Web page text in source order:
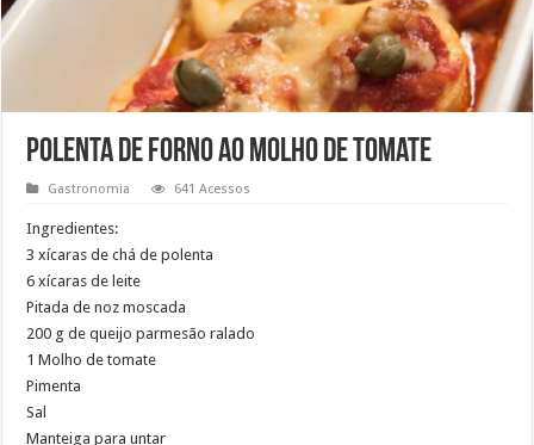
Polenta de forno ao molho de tomate
Gastronomia 641 Acessos
Ingredientes:
3 xícaras de chá de polenta
6 xícaras de leite
Pitada de noz moscada
200 g de queijo parmesão ralado
1 Molho de tomate
Pimenta
Sal
Manteiga para untar